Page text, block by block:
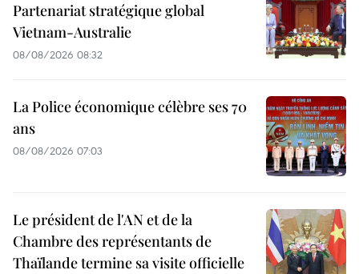
Partenariat stratégique global
Vietnam-Australie
08/08/2026 08:32
La Police économique célèbre ses 70
ans
08/08/2026 07:03
Le président de l'AN et de la
Chambre des représentants de
Thaïlande termine sa visite officielle